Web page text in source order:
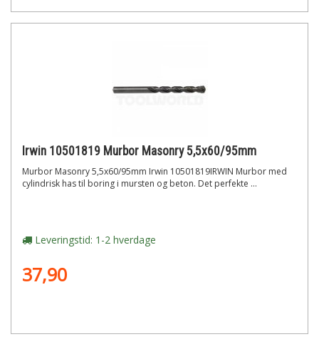
Irwin 10501819 Murbor Masonry 5,5x60/95mm
Murbor Masonry 5,5x60/95mm Irwin 10501819IRWIN Murbor med
cylindrisk has til boring i mursten og beton. Det perfekte ...
Leveringstid: 1-2 hverdage
37,90